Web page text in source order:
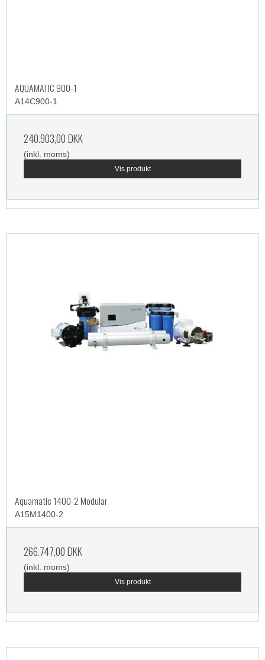
AQUAMATIC 900-1
A14C900-1
240.903,00 DKK
(inkl. moms)
Vis produkt
Aquamatic 1400-2 Modular
A15M1400-2
266.747,00 DKK
(inkl. moms)
Vis produkt